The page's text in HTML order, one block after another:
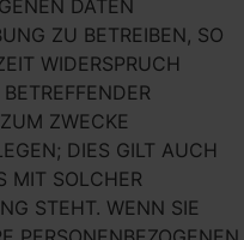
DATEN
ZU BETREIBEN, SO
WIDERSPRUCH
ZWECKE
DIES GILT AUCH
MIT SOLCHER
STEHT. WENN SIE